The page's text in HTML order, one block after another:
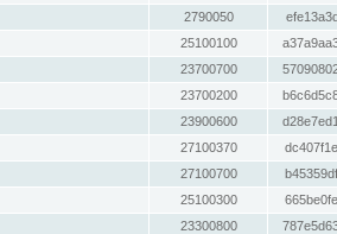
2790050
25100100
23700700
23700200
23900600
27100370
27100700
25100300
23300800